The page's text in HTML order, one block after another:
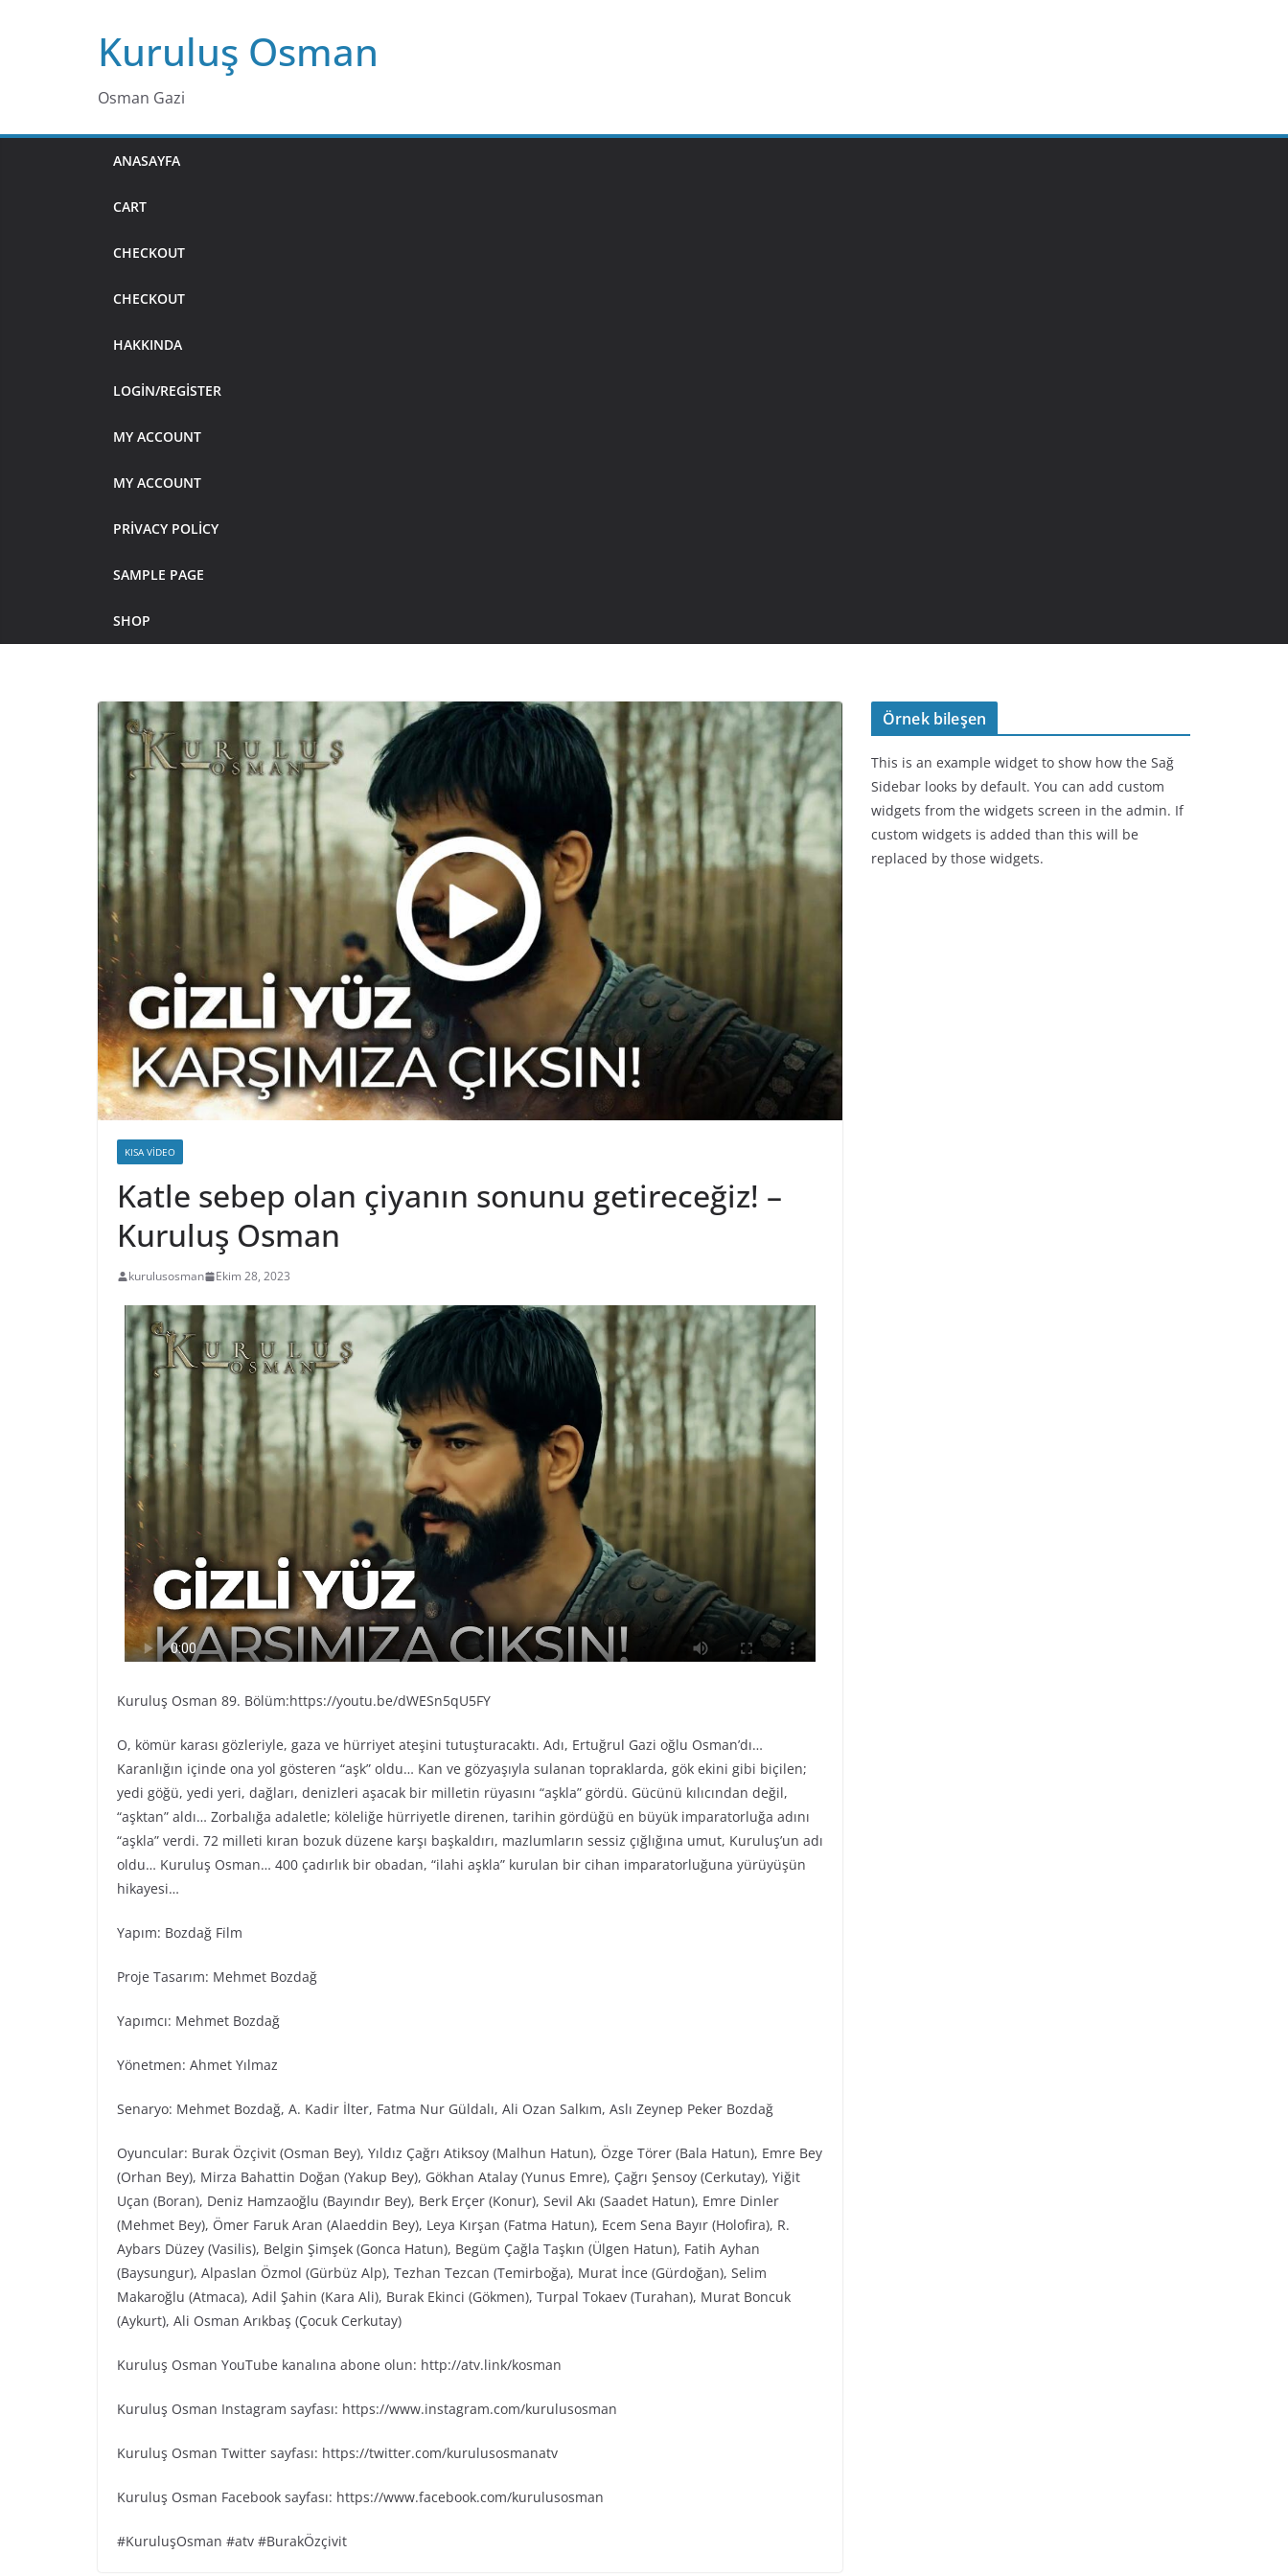
Kuruluş Osman
Osman Gazi
ANASAYFA
CART
CHECKOUT
CHECKOUT
HAKKINDA
LOGIN/REGISTER
MY ACCOUNT
MY ACCOUNT
PRIVACY POLICY
SAMPLE PAGE
SHOP
KISA VIDEO
Katle sebep olan çiyanın sonunu getireceğiz! –
Kuruluş Osman
kurulusosman Ekim 28, 2023
Kuruluş Osman 89. Bölüm:https://youtu.be/dWESn5qU5FY
O, kömür karası gözleriyle, gaza ve hürriyet ateşini tutuşturacaktı. Adı, Ertuğrul Gazi oğlu Osman’dı…
Karanlığın içinde ona yol gösteren “aşk” oldu… Kan ve gözyaşıyla sulanan topraklarda, gök ekini gibi biçilen;
yedi göğü, yedi yeri, dağları, denizleri aşacak bir milletin rüyasını “aşkla” gördü. Gücünü kılıcından değil,
“aşktan” aldı… Zorbalığa adaletle; köleliğe hürriyetle direnen, tarihin gördüğü en büyük imparatorluğa adını
“aşkla” verdi. 72 milleti kıran bozuk düzene karşı başkaldırı, mazlumların sessiz çığlığına umut, Kuruluş’un adı
oldu… Kuruluş Osman… 400 çadırlık bir obadan, “ilahi aşkla” kurulan bir cihan imparatorluğuna yürüyüşün
hikayesi…
Yapım: Bozdağ Fi̇lm
Proje Tasarım: Mehmet Bozdağ
Yapımcı: Mehmet Bozdağ
Yönetmen: Ahmet Yılmaz
Senaryo: Mehmet Bozdağ, A. Kadir İlter, Fatma Nur Güldalı, Ali Ozan Salkım, Aslı Zeynep Peker Bozdağ
Oyuncular: Burak Özçivit (Osman Bey), Yıldız Çağrı Atiksoy (Malhun Hatun), Özge Törer (Bala Hatun), Emre Bey
(Orhan Bey), Mirza Bahattin Doğan (Yakup Bey), Gökhan Atalay (Yunus Emre), Çağrı Şensoy (Cerkutay), Yiğit
Uçan (Boran), Deniz Hamzaoğlu (Bayındır Bey), Berk Erçer (Konur), Sevil Akı (Saadet Hatun), Emre Dinler
(Mehmet Bey), Ömer Faruk Aran (Alaeddin Bey), Leya Kırşan (Fatma Hatun), Ecem Sena Bayır (Holofira), R.
Aybars Düzey (Vasilis), Belgin Şimşek (Gonca Hatun), Begüm Çağla Taşkın (Ülgen Hatun), Fatih Ayhan
(Baysungur), Alpaslan Özmol (Gürbüz Alp), Tezhan Tezcan (Temirboğa), Murat İnce (Gürdoğan), Selim
Makaroğlu (Atmaca), Adil Şahin (Kara Ali), Burak Ekinci (Gökmen), Turpal Tokaev (Turahan), Murat Boncuk
(Aykurt), Ali Osman Arıkbaş (Çocuk Cerkutay)
Kuruluş Osman YouTube kanalına abone olun: http://atv.link/kosman
Kuruluş Osman Instagram sayfası: https://www.instagram.com/kurulusosman
Kuruluş Osman Twitter sayfası: https://twitter.com/kurulusosmanatv
Kuruluş Osman Facebook sayfası: https://www.facebook.com/kurulusosman
#KuruluşOsman #atv #BurakÖzçivit
Örnek bileşen
This is an example widget to show how the Sağ
Sidebar looks by default. You can add custom
widgets from the widgets screen in the admin. If
custom widgets is added than this will be
replaced by those widgets.